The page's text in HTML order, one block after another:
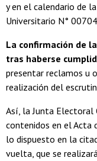
y en el calendario de
Universitario N°
La confirmación de
tras haberse
presentar reclamos u
realización del
Así, la Junta
contenidos en el Acta
lo dispuesto en la
vuelta, que se